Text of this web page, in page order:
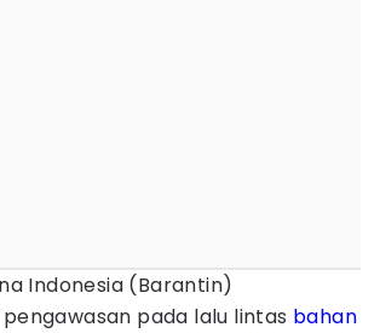
Indonesia (Barantin)
pada lalu lintas bahan